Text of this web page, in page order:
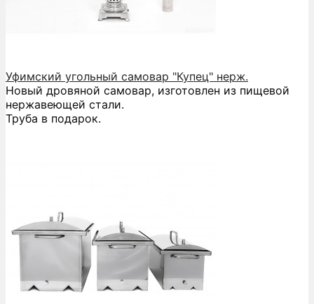
Уфимский угольный самовар "Купец" нерж.
Новый дровяной самовар, изготовлен из пищевой
нержавеющей стали.
Труба в подарок.